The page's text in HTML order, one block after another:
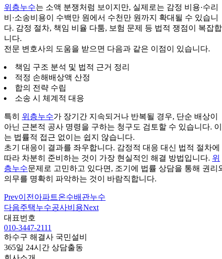
위층누수는 소액 분쟁처럼 보이지만, 실제로는 감정 비용·수리
비·소송비용이 수백만 원에서 수천만 원까지 확대될 수 있습니
다. 감정 절차, 책임 비율 다툼, 보험 문제 등 법적 쟁점이 복잡합
니다.
전문 변호사의 도움을 받으면 다음과 같은 이점이 있습니다.
책임 구조 분석 및 법적 근거 정리
적정 손해배상액 산정
합의 전략 수립
소송 시 체계적 대응
특히 위층누수가 장기간 지속되거나 반복될 경우, 단순 배상이
아닌 근본적 공사 명령을 구하는 청구도 검토할 수 있습니다. 이
는 법률적 접근 없이는 쉽지 않습니다.
초기 대응이 결과를 좌우합니다. 감정적 대응 대신 법적 절차에
따라 차분히 준비하는 것이 가장 현실적인 해결 방법입니다. 위
층누수문제로 고민하고 있다면, 조기에 법률 상담을 통해 권리
의무를 명확히 파악하는 것이 바람직합니다.
Prev이전 아파트온수배관누수
다음주택누수공사비용Next
대표번호
010-3447-2111
하수구 해결사 국민설비
365일 24시간 상담출동